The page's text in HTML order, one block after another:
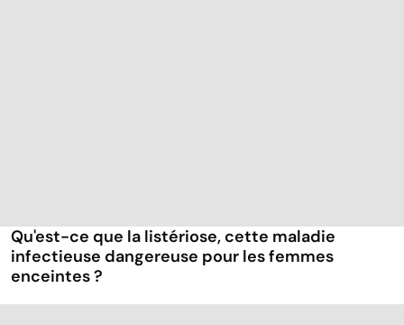
Qu'est-ce que la listériose, cette maladie
infectieuse dangereuse pour les femmes
enceintes ?